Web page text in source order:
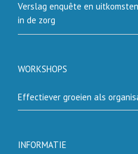
Verslag enquête en
in de zorg
WORKSHOPS
Effectiever groeien als
INFORMATIE